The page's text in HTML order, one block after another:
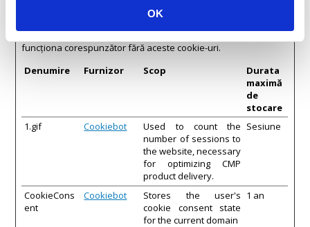
OK
activarea funcţiilor de bază, precum navigarea în pagină şi
accesul la zonele securizate de pe site. Site-ul nu poate
funcţiona corespunzător fără aceste cookie-uri.
Denumire
Furnizor Scop
Durata
maximă
de
stocare
1.gif
Cookiebot
Used to count the
number of sessions to
the website, necessary
for optimizing CMP
product delivery.
Sesiune
CookieCons
ent
Cookiebot
Stores the user's
cookie consent state
for the current domain
1 an